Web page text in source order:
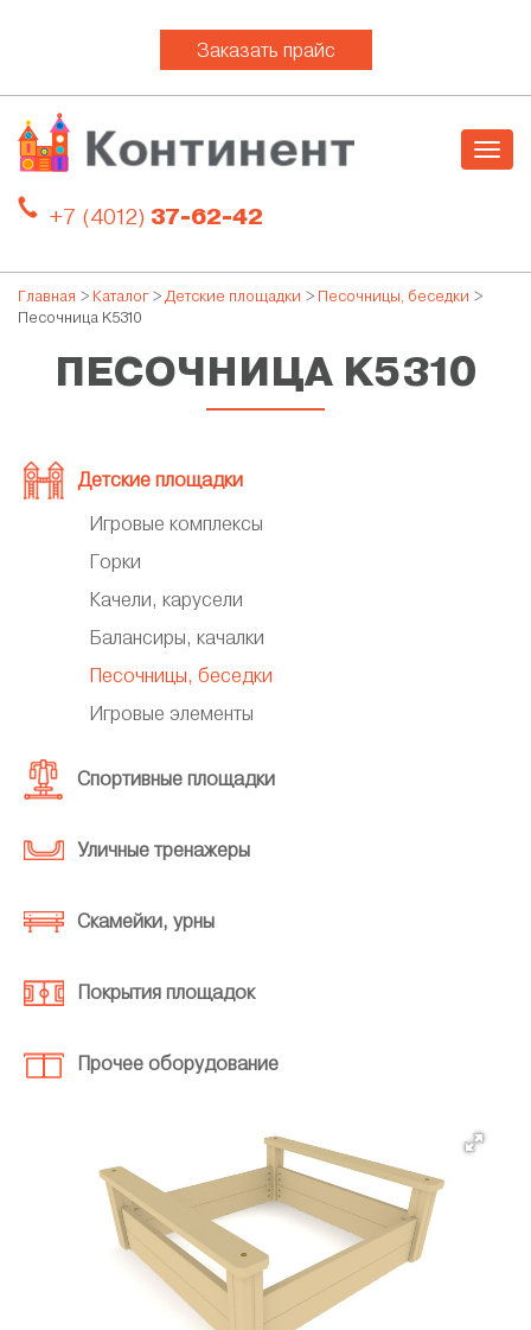
Заказать прайс
+7 (4012) 37-62-42
Главная > Каталог> Детские площадки > Песочницы, беседки >
Песочница K5310
ПЕСОЧНИЦА K5310
Детские площадки
Игровые комплексы
Горки
Качели, карусели
Балансиры, качалки
Песочницы, беседки
Игровые элементы
Спортивные площадки
Уличные тренажеры
Скамейки, урны
Покрытия площадок
Прочее оборудование